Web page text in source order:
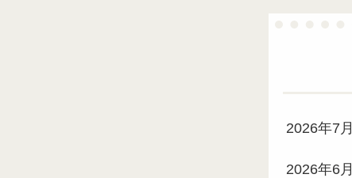
2026年7月
2026年6月